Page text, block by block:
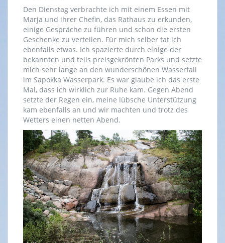
Den Dienstag verbrachte ich mit einem Essen mit
Marja und ihrer Chefin, das Rathaus zu erkunden,
einige Gespräche zu führen und schon die ersten
Geschenke zu verteilen. Für mich selber tat ich
ebenfalls etwas. Ich spazierte durch einige der
bekannten und teils preisgekrönten Parks und setzte
mich sehr lange an den wunderschönen Wasserfall
im Sapokka Wasserpark. Es war glaube ich das erste
Mal, dass ich wirklich zur Ruhe kam. Gegen Abend
setzte der Regen ein, meine lübsche Unterstützung
kam ebenfalls an und wir machten und trotz des
Wetters einen netten Abend.